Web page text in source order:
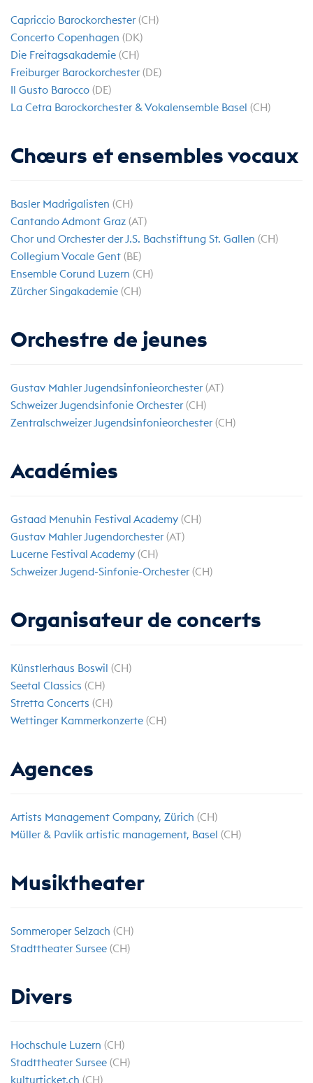
Capriccio Barockorchester(CH)
Concerto Copenhagen (DK)
Die Freitagsakademie (CH)
Freiburger Barockorchester(DE)
Il Gusto Barocco (DE)
La Cetra Barockorchester & Vokalensemble Basel (CH)
Chœurs et ensembles vocaux
Basler Madrigalisten (CH)
Cantando Admont Graz (AT)
Chor und Orchester der J.S. Bachstiftung St. Gallen (CH)
Collegium Vocale Gent (BE)
Ensemble Corund Luzern (CH)
Zürcher Singakademie (CH)
Orchestre de jeunes
Gustav Mahler Jugendsinfonieorchester(AT)
Schweizer Jugendsinfonie Orchester(CH)
Zentralschweizer Jugendsinfonieorchester(CH)
Académies
Gstaad Menuhin Festival Academy (CH)
Gustav Mahler Jugendorchester(AT)
Lucerne Festival Academy (CH)
Schweizer Jugend-Sinfonie-Orchester(CH)
Organisateur de concerts
Künstlerhaus Boswil (CH)
Seetal Classics (CH)
Stretta Concerts (CH)
Wettinger Kammerkonzerte (CH)
Agences
Artists Management Company, Zürich (CH)
Müller & Pavlik artistic management, Basel (CH)
Musiktheater
Sommeroper Selzach (CH)
Stadttheater Sursee (CH)
Divers
Hochschule Luzern (CH)
Stadttheater Sursee (CH)
kulturticket.ch (CH)